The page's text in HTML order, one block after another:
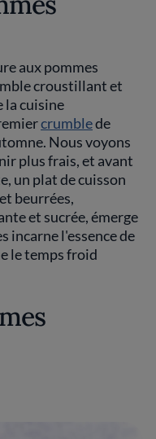
aux pommes
croustillant et
la cuisine
crumblede
Nous voyons
plus frais, et avant
un plat de cuisson
beurrées,
et sucrée, émerge
incarne l'essence de
le temps froid